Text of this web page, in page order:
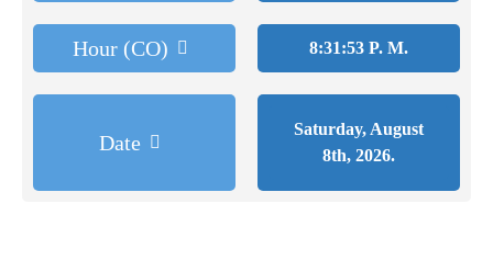
Hour (CO)
Date
8:31:53 P. M.
Saturday, August
8th, 2026.